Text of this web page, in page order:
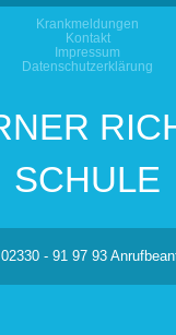
Krankmeldungen
Kontakt
Impressum
Datenschutzerklärung
02330 - 91 97 93